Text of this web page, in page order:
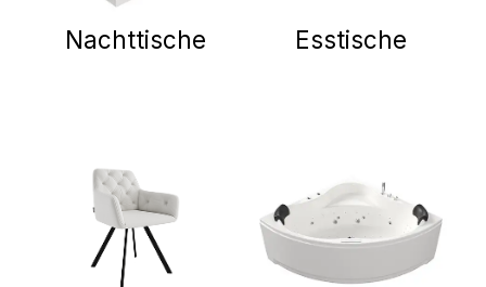
Nachttische Esstische